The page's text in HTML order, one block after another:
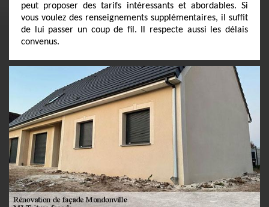
peut proposer des tarifs intéressants et abordables. Si
vous voulez des renseignements supplémentaires, il suffit
de lui passer un coup de fil. Il respecte aussi les délais
convenus.